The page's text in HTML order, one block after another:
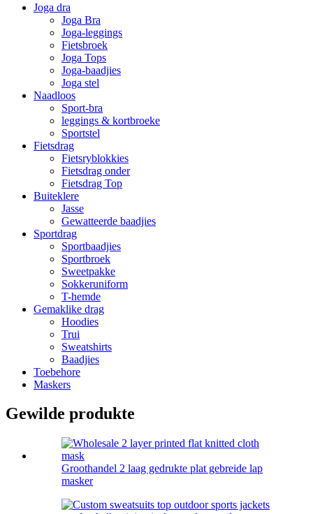
Joga dra
Joga Bra
Joga-leggings
Fietsbroek
Joga Tops
Joga-baadjies
Joga stel
Naadloos
Sport-bra
leggings & kortbroeke
Sportstel
Fietsdrag
Fietsryblokkies
Fietsdrag onder
Fietsdrag Top
Buiteklere
Jasse
Gewatteerde baadjies
Sportdrag
Sportbaadjies
Sportbroek
Sweetpakke
Sokkeruniform
T-hemde
Gemaklike drag
Hoodies
Trui
Sweatshirts
Baadjies
Toebehore
Maskers
Gewilde produkte
Groothandel 2 laag gedrukte plat gebreide lap
masker